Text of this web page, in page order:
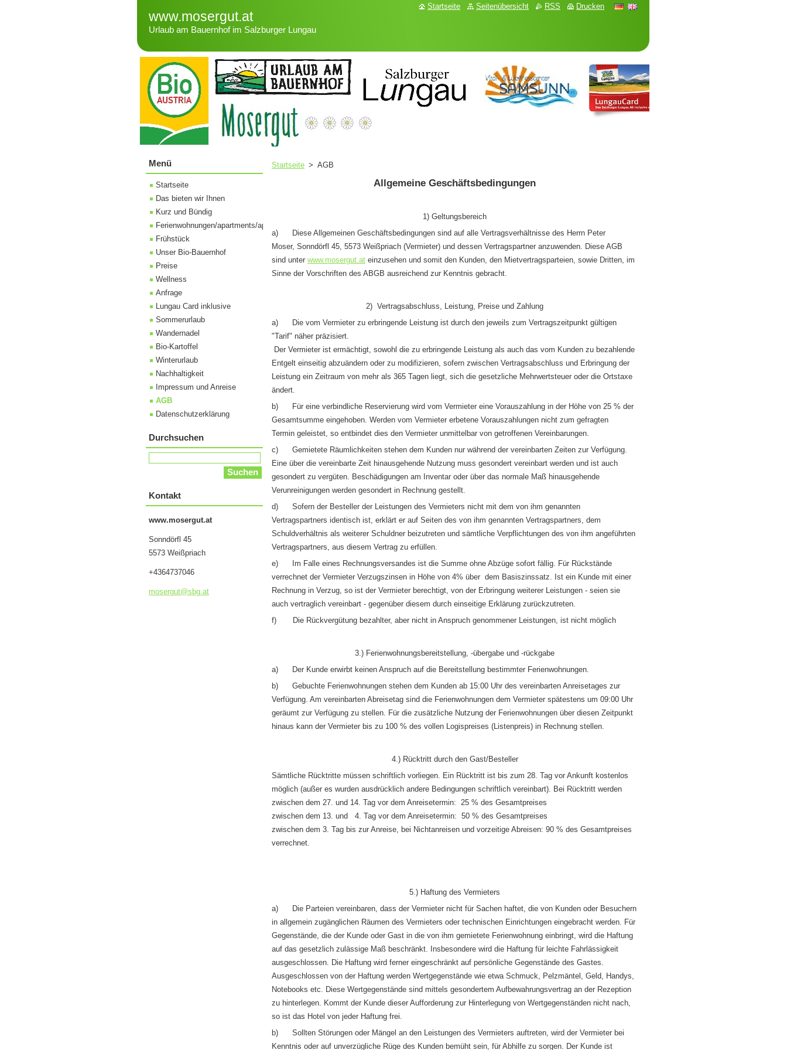
www.mosergut.at
Urlaub am Bauernhof im Salzburger Lungau
Startseite > AGB
Allgemeine Geschäftsbedingungen
1) Geltungsbereich
a) Diese Allgemeinen Geschäftsbedingungen sind auf alle Vertragsverhältnisse des Herrn Peter
Moser, Sonndörfl 45, 5573 Weißpriach (Vermieter) und dessen Vertragspartner anzuwenden. Diese AGB
sind unter www.mosergut.at einzusehen und somit den Kunden, den Mietvertragsparteien, sowie Dritten, im
Sinne der Vorschriften des ABGB ausreichend zur Kenntnis gebracht.
2) Vertragsabschluss, Leistung, Preise und Zahlung
a) Die vom Vermieter zu erbringende Leistung ist durch den jeweils zum Vertragszeitpunkt gültigen
"Tarif" näher präzisiert.
Der Vermieter ist ermächtigt, sowohl die zu erbringende Leistung als auch das vom Kunden zu bezahlende
Entgelt einseitig abzuändern oder zu modifizieren, sofern zwischen Vertragsabschluss und Erbringung der
Leistung ein Zeitraum von mehr als 365 Tagen liegt, sich die gesetzliche Mehrwertsteuer oder die Ortstaxe
ändert.
b) Für eine verbindliche Reservierung wird vom Vermieter eine Vorauszahlung in der Höhe von 25 % der
Gesamtsumme eingehoben. Werden vom Vermieter erbetene Vorauszahlungen nicht zum gefragten
Termin geleistet, so entbindet dies den Vermieter unmittelbar von getroffenen Vereinbarungen.
c) Gemietete Räumlichkeiten stehen dem Kunden nur während der vereinbarten Zeiten zur Verfügung.
Eine über die vereinbarte Zeit hinausgehende Nutzung muss gesondert vereinbart werden und ist auch
gesondert zu vergüten. Beschädigungen am Inventar oder über das normale Maß hinausgehende
Verunreinigungen werden gesondert in Rechnung gestellt.
d) Sofern der Besteller der Leistungen des Vermieters nicht mit dem von ihm genannten
Vertragspartners identisch ist, erklärt er auf Seiten des von ihm genannten Vertragspartners, dem
Schuldverhältnis als weiterer Schuldner beizutreten und sämtliche Verpflichtungen des von ihm angeführten
Vertragspartners, aus diesem Vertrag zu erfüllen.
e) Im Falle eines Rechnungsversandes ist die Summe ohne Abzüge sofort fällig. Für Rückstände
verrechnet der Vermieter Verzugszinsen in Höhe von 4% über dem Basiszinssatz. Ist ein Kunde mit einer
Rechnung in Verzug, so ist der Vermieter berechtigt, von der Erbringung weiterer Leistungen - seien sie
auch vertraglich vereinbart - gegenüber diesem durch einseitige Erklärung zurückzutreten.
f) Die Rückvergütung bezahlter, aber nicht in Anspruch genommener Leistungen, ist nicht möglich
3.) Ferienwohnungsbereitstellung, -übergabe und -rückgabe
a) Der Kunde erwirbt keinen Anspruch auf die Bereitstellung bestimmter Ferienwohnungen.
b) Gebuchte Ferienwohnungen stehen dem Kunden ab 15:00 Uhr des vereinbarten Anreisetages zur
Verfügung. Am vereinbarten Abreisetag sind die Ferienwohnungen dem Vermieter spätestens um 09:00 Uhr
geräumt zur Verfügung zu stellen. Für die zusätzliche Nutzung der Ferienwohnungen über diesen Zeitpunkt
hinaus kann der Vermieter bis zu 100 % des vollen Logispreises (Listenpreis) in Rechnung stellen.
4.) Rücktritt durch den Gast/Besteller
Sämtliche Rücktritte müssen schriftlich vorliegen. Ein Rücktritt ist bis zum 28. Tag vor Ankunft kostenlos
möglich (außer es wurden ausdrücklich andere Bedingungen schriftlich vereinbart). Bei Rücktritt werden
zwischen dem 27. und 14. Tag vor dem Anreisetermin: 25 % des Gesamtpreises
zwischen dem 13. und 4. Tag vor dem Anreisetermin: 50 % des Gesamtpreises
zwischen dem 3. Tag bis zur Anreise, bei Nichtanreisen und vorzeitige Abreisen: 90 % des Gesamtpreises
verrechnet.
5.) Haftung des Vermieters
a) Die Parteien vereinbaren, dass der Vermieter nicht für Sachen haftet, die von Kunden oder Besuchern
in allgemein zugänglichen Räumen des Vermieters oder technischen Einrichtungen eingebracht werden. Für
Gegenstände, die der Kunde oder Gast in die von ihm gemietete Ferienwohnung einbringt, wird die Haftung
auf das gesetzlich zulässige Maß beschränkt. Insbesondere wird die Haftung für leichte Fahrlässigkeit
ausgeschlossen. Die Haftung wird ferner eingeschränkt auf persönliche Gegenstände des Gastes.
Ausgeschlossen von der Haftung werden Wertgegenstände wie etwa Schmuck, Pelzmäntel, Geld, Handys,
Notebooks etc. Diese Wertgegenstände sind mittels gesondertem Aufbewahrungsvertrag an der Rezeption
zu hinterlegen. Kommt der Kunde dieser Aufforderung zur Hinterlegung von Wertgegenständen nicht nach,
so ist das Hotel von jeder Haftung frei.
b) Sollten Störungen oder Mängel an den Leistungen des Vermieters auftreten, wird der Vermieter bei
Kenntnis oder auf unverzügliche Rüge des Kunden bemüht sein, für Abhilfe zu sorgen. Der Kunde ist
Menü
Startseite
Das bieten wir Ihnen
Kurz und Bündig
Ferienwohnungen/apartments/appartamento
Frühstück
Unser Bio-Bauernhof
Preise
Wellness
Anfrage
Lungau Card inklusive
Sommerurlaub
Wandernadel
Bio-Kartoffel
Winterurlaub
Nachhaltigkeit
Impressum und Anreise
AGB
Datenschutzerklärung
Durchsuchen
Kontakt
www.mosergut.at
Sonndörfl 45
5573 Weißpriach
+4364737046
mosergut@sbg.at
Startseite Seitenübersicht RSS Drucken